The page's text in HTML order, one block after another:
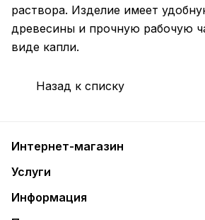
раствора. Изделие имеет
древесины и прочную рабочую
виде капли.
Назад к списку
Интернет-магазин
Услуги
Информация